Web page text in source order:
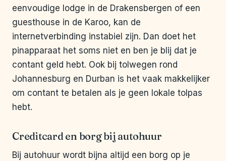
eenvoudige lodge in de Drakensbergen of een
guesthouse in de Karoo, kan de
internetverbinding instabiel zijn. Dan doet het
pinapparaat het soms niet en ben je blij dat je
contant geld hebt. Ook bij tolwegen rond
Johannesburg en Durban is het vaak makkelijker
om contant te betalen als je geen lokale tolpas
hebt.
Creditcard en borg bij autohuur
Bij autohuur wordt bijna altijd een borg op je